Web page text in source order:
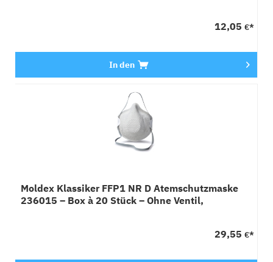
12,05 €*
In den
Moldex Klassiker FFP1 NR D Atemschutzmaske
236015 – Box à 20 Stück – Ohne Ventil,
29,55 €*